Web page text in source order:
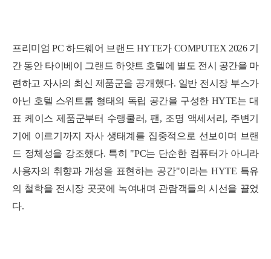
프리미엄 PC 하드웨어 브랜드 HYTE가 COMPUTEX 2026 기
간 동안 타이베이 그랜드 하얏트 호텔에 별도 전시 공간을 마
련하고 자사의 최신 제품군을 공개했다. 일반 전시장 부스가
아닌 호텔 스위트룸 형태의 독립 공간을 구성한 HYTE는 대
표 케이스 제품군부터 수랭쿨러, 팬, 조명 액세서리, 주변기
기에 이르기까지 자사 생태계를 집중적으로 선보이며 브랜
드 정체성을 강조했다. 특히 "PC는 단순한 컴퓨터가 아니라
사용자의 취향과 개성을 표현하는 공간"이라는 HYTE 특유
의 철학을 전시장 곳곳에 녹여내며 관람객들의 시선을 끌었
다.